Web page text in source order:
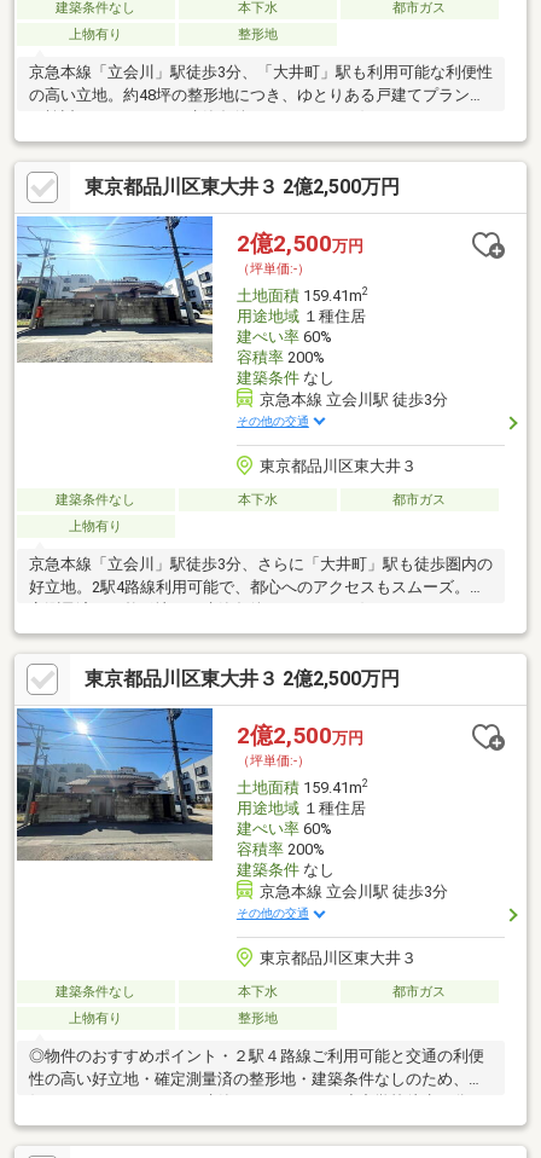
建築条件なし 本下水
都市ガス
上物有り
整形地
京急本線「立会川」駅徒歩3分、「大井町」駅も利用可能な利便性
の高い立地。約48坪の整形地につき、ゆとりある戸建てプランを
ご検討いただけます。建築条件なしのため、お好きなハウスメー
カーで建築可能。都心アクセスと落ち着いた住環境、どちらも重
視したい方におすすめの土地です。
東京都品川区東大井３ 2億2,500万円
2億2,500万円
（坪単価:-）
土地面積159.41m2
用途地域１種住居
建ぺい率60%
容積率200%
建築条件なし
京急本線 立会川駅 徒歩3分
その他の交通
東京都品川区東大井３
建築条件なし 本下水
都市ガス
上物有り
京急本線「立会川」駅徒歩3分、さらに「大井町」駅も徒歩圏内の
好立地。2駅4路線利用可能で、都心へのアクセスもスムーズ。確
カーで理想の住まいを実現できます。約48坪のゆとりある有効宅
地は、戸建はもちろん二世帯住宅など多様なプランに対応。徒歩
圏にはスーパーやドラッグストア、公園、小中学校も揃い、生活
利便性と住環境を兼ね備えた魅力の土地です。
東京都品川区東大井３ 2億2,500万円
2億2,500万円
（坪単価:-）
土地面積159.41m2
用途地域１種住居
建ぺい率60%
容積率200%
建築条件なし
京急本線 立会川駅 徒歩3分
その他の交通
東京都品川区東大井３
建築条件なし 本下水
都市ガス
上物有り
整形地
◎物件のおすすめポイント・２駅４路線ご利用可能と交通の利便
性の高い好立地・確定測量済の整形地・建築条件なしのため、お
近く、お子様の登下校も安心ですね・スーパー、コンビニ、ドラ
ッグストアが徒歩４分内に揃っており日常の買い物にも便利な住